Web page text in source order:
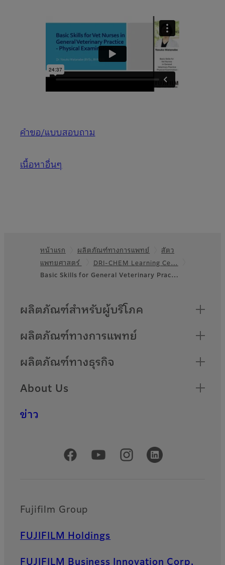
คำขอ/แบบสอบถาม
เนื้อหาอื่นๆ
Footer
หน้าแรก ผลิตภัณฑ์ทางการแพทย์
สัตว
แพทยศาสตร์
DRI-CHEM Learning Ce…
Basic Skills for General Veterinary Prac…
Quick Links
ผลิตภัณฑ์สำหรับผู้บริโภค
ผลิตภัณฑ์ทางการแพทย์
ผลิตภัณฑ์ทางธุรกิจ
About Us
ข่าว
Official Social Media Accounts
Fujifilm Group
FUJIFILM Holdings
FUJIFILM Business Innovation Corp.